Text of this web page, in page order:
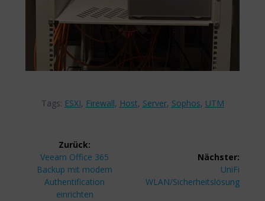
Tags: ESXI, Firewall, Host, Server, Sophos, UTM
Beitragsnavigation
Zurück:
Vorheriger
Beitrag:
Veeam Office 365
Backup mit modern
Authentification
einrichten
Nächster:
Nächster
Beitrag:
UniFi
WLAN/Sicherheitslösung